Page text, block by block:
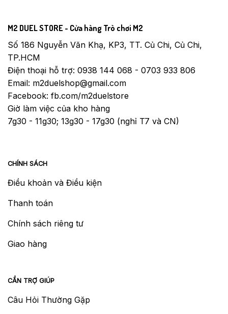
M2 DUEL STORE - Cửa hàng Trò chơi M2
Số 186 Nguyễn Văn Khạ, KP3, TT. Củ Chi, Củ Chi,
TP.HCM
Điện thoại hỗ trợ: 0938 144 068 - 0703 933 806
Email: m2duelshop@gmail.com
Facebook: fb.com/m2duelstore
Giờ làm việc của kho hàng
7g30 - 11g30; 13g30 - 17g30 (nghỉ T7 và CN)
CHÍNH SÁCH
Điều khoản và Điều kiện
Thanh toán
Chính sách riêng tư
Giao hàng
CẦN TRỢ GIÚP
Câu Hỏi Thường Gặp